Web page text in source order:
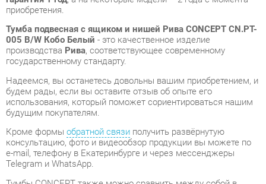
Надеемся, вы останетесь довольны вашим приобретением, и
будем рады, если вы оставите отзыв об опыте его
использования, который поможет сориентироваться нашим
будущим покупателям.
Кроме формы обратной связиполучить развёрнутую
консультацию, фото и видеообзор продукции вы можете по
e-mail, телефону в Екатеринбурге и через мессенджеры
Telegram и WhatsApp.
Тумбы CONCEPT также можно сравнить между собой в
нашем шоу-руме и купить Тумба подвесная с ящиком и
самостоятельно забрав его с нашего центрального склада в
г. Екатеринбург. Полный список адресов и магазинов
смотрите на страницеконтактов .